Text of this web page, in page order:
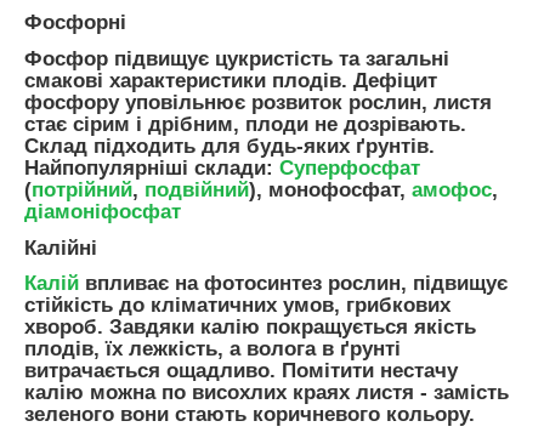
Фосфорні
Фосфор підвищує цукристість та загальні
смакові характеристики плодів. Дефіцит
фосфору уповільнює розвиток рослин, листя
стає сірим і дрібним, плоди не дозрівають.
Склад підходить для будь-яких ґрунтів.
Найпопулярніші склади: Суперфосфат
(потрійний, подвійний), монофосфат, амофос,
діамоніфосфат
Калійні
Калій впливає на фотосинтез рослин, підвищує
стійкість до кліматичних умов, грибкових
хвороб. Завдяки калію покращується якість
плодів, їх лежкість, а волога в ґрунті
витрачається ощадливо. Помітити нестачу
калію можна по висохлих краях листя - замість
зеленого вони стають коричневого кольору.